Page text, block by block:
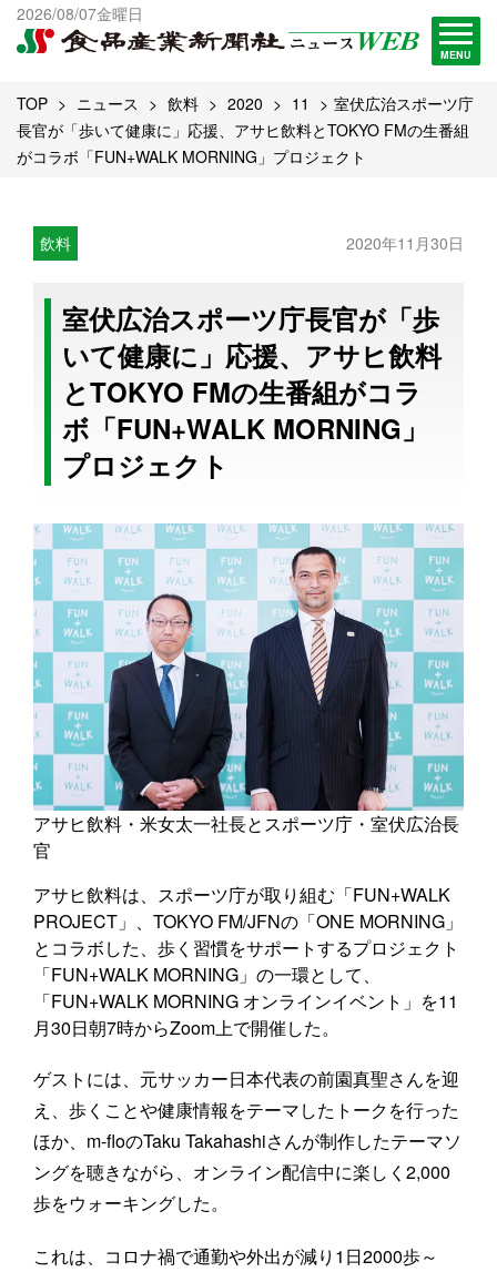
2026/08/07金曜日
MENU
出版物一覧へ
試読・購読申し込み
TOP ニュース 飲料 2020 11
室伏広治スポーツ庁
長官が「歩いて健康に」応援、アサヒ飲料とTOKYO FMの生番組
がコラボ「FUN+WALK MORNING」プロジェクト
飲料 2020年11月30日
室伏広治スポーツ庁長官が「歩
いて健康に」応援、アサヒ飲料
とTOKYO FMの生番組がコラ
ボ「FUN+WALK MORNING」
プロジェクト
アサヒ飲料・米女太一社長とスポーツ庁・室伏広治長
官
アサヒ飲料は、スポーツ庁が取り組む「FUN+WALK
PROJECT」、TOKYO FM/JFNの「ONE MORNING」
とコラボした、歩く習慣をサポートするプロジェクト
「FUN+WALK MORNING」の一環として、
「FUN+WALK MORNING オンラインイベント」を11
月30日朝7時からZoom上で開催した。
ゲストには、元サッカー日本代表の前園真聖さんを迎
え、歩くことや健康情報をテーマしたトークを行った
ほか、m-floのTaku Takahashiさんが制作したテーマソ
ングを聴きながら、オンライン配信中に楽しく2,000
歩をウォーキングした。
これは、コロナ禍で通勤や外出が減り1日2000歩～